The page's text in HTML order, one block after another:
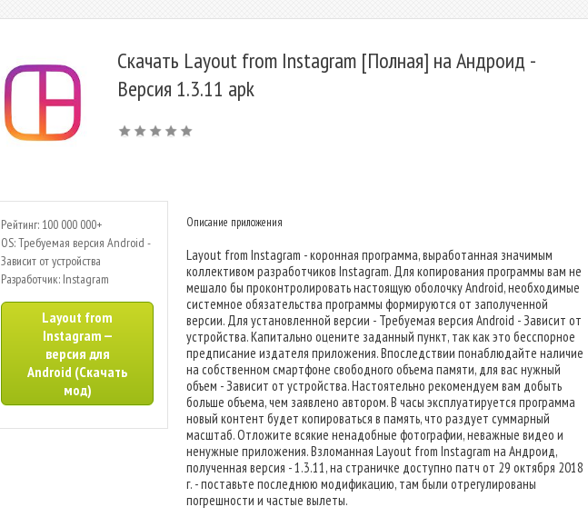
Скачать Layout from Instagram [Полная] на Андроид -
Версия 1.3.11 apk
Рейтинг: 100 000 000+
OS: Требуемая версия Android -
Зависит от устройства
Разработчик: Instagram
Layout from
Instagram —
версия для
Android (Скачать
мод)
Описание приложения
Layout from Instagram - коронная программа, выработанная значимым
коллективом разработчиков Instagram. Для копирования программы вам не
мешало бы проконтролировать настоящую оболочку Android, необходимые
системное обязательства программы формируются от заполученной
версии. Для установленной версии - Требуемая версия Android - Зависит от
устройства. Капитально оцените заданный пункт, так как это бесспорное
предписание издателя приложения. Впоследствии понаблюдайте наличие
на собственном смартфоне свободного объема памяти, для вас нужный
объем - Зависит от устройства. Настоятельно рекомендуем вам добыть
больше объема, чем заявлено автором. В часы эксплуатируется программа
новый контент будет копироваться в память, что раздует суммарный
масштаб. Отложите всякие ненадобные фотографии, неважные видео и
ненужные приложения. Взломанная Layout from Instagram на Андроид,
полученная версия - 1.3.11, на страничке доступно патч от 29 октября 2018
г. - поставьте последнюю модификацию, там были отрегулированы
погрешности и частые вылеты.